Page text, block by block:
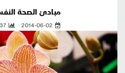
مبادئ الصحة
2014-06-02